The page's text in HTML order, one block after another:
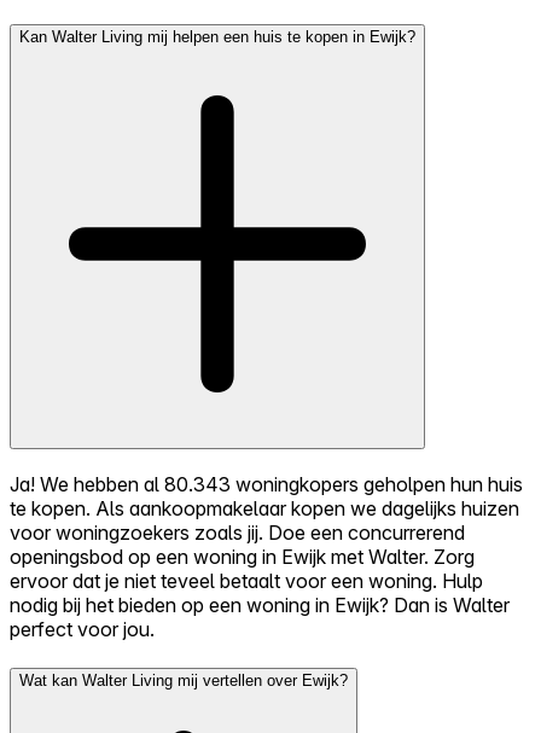
Kan Walter Living mij helpen een huis te kopen in Ewijk?
Ja! We hebben al 80.343 woningkopers geholpen hun huis
te kopen. Als aankoopmakelaar kopen we dagelijks huizen
voor woningzoekers zoals jij. Doe een concurrerend
openingsbod op een woning in Ewijk met Walter. Zorg
ervoor dat je niet teveel betaalt voor een woning. Hulp
nodig bij het bieden op een woning in Ewijk? Dan is Walter
perfect voor jou.
Wat kan Walter Living mij vertellen over Ewijk?